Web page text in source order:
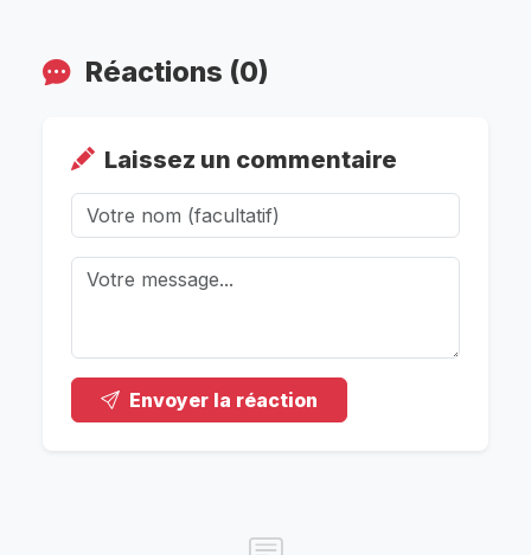
Réactions (0)
Laissez un commentaire
Envoyer la réaction